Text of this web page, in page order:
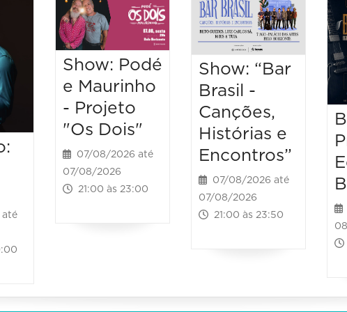
Show: Podé
e Maurinho
- Projeto
"Os Dois"
07/08/2026 até
07/08/2026
21:00 às 23:00
Show: “Bar
Brasil -
Canções,
Histórias e
Encontros”
07/08/2026 até
07/08/2026
21:00 às 23:50